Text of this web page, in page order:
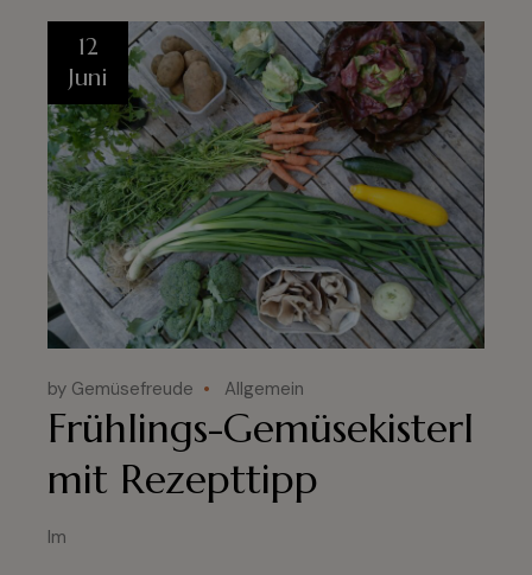
12
Juni
by Gemüsefreude Allgemein
Frühlings-Gemüsekisterl
mit Rezepttipp
Im